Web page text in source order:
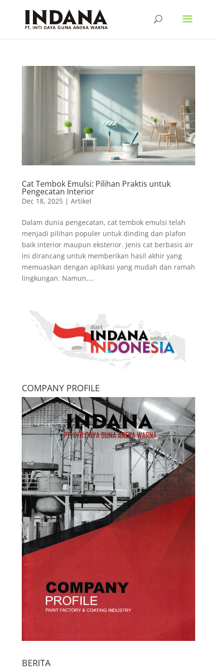
Cat Tembok Emulsi: Pilihan Praktis untuk
Pengecatan Interior
Dec 18, 2025| Artikel
Dalam dunia pengecatan, cat tembok emulsi telah
menjadi pilihan populer untuk dinding dan plafon
baik interior maupun eksterior. Jenis cat berbasis air
ini dirancang untuk memberikan hasil akhir yang
memuaskan dengan aplikasi yang mudah dan ramah
lingkungan. Namun,...
COMPANY PROFILE
BERITA